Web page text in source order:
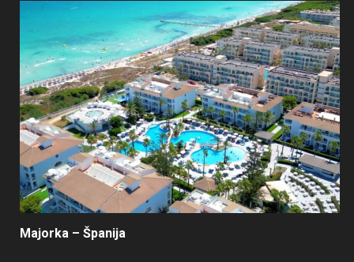
Majorka – Španija